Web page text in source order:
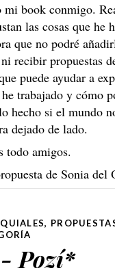
mi book conmigo.
las cosas que he
que no podré
recibir propuestas
puede ayudar a
trabajado y cómo
hecho si el mundo
dejado de lado.
todo amigos.
de Sonia del
,
Pozí*